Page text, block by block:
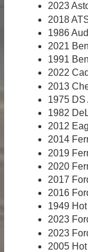
2023
2018
1986
2021
1991
2022
2013
1975 DS
1982
2012
2014
2019
2020
2017
2016
1949
2023
2023
2005